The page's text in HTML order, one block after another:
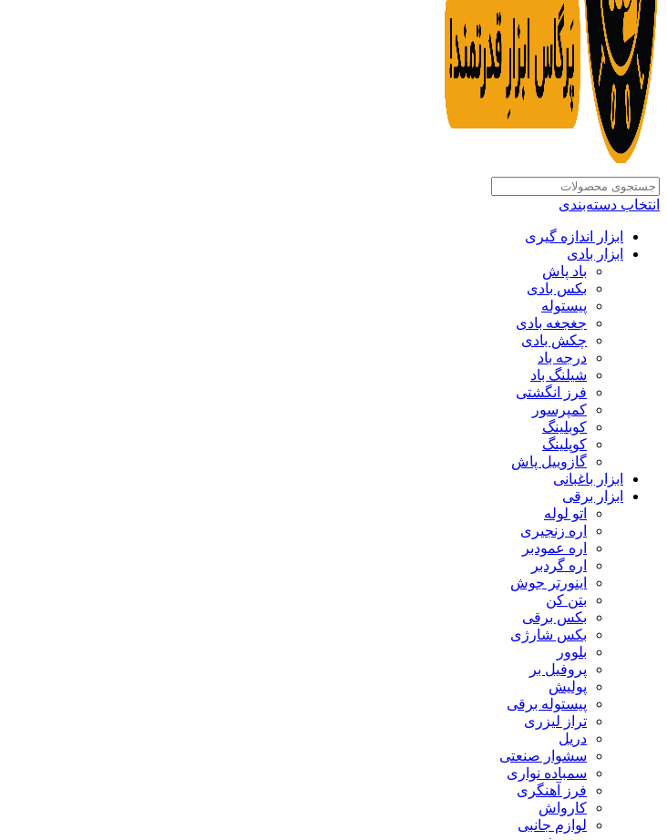
انتخاب دسته‌بندی
ابزار اندازه گیری
ابزار بادی
باد پاش
بکس بادی
پیستوله
جغجغه بادی
چکش بادی
درجه باد
شیلنگ باد
فرز انگشتی
کمپرسور
کوبلینگ
کوپلینگ
گازوییل پاش
ابزار باغبانی
ابزار برقی
اتو لوله
اره زنجیری
اره عمودبر
اره گردبر
اینورتر جوش
بتن کن
بکس برقی
بکس شارژی
بلوور
پروفیل بر
پولیش
پیستوله برقی
تراز لیزری
دریل
سشوار صنعتی
سمباده نواری
فرز آهنگری
کارواش
لوازم جانبی